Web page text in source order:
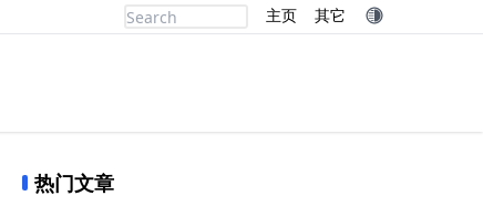
主页 其它
热门文章